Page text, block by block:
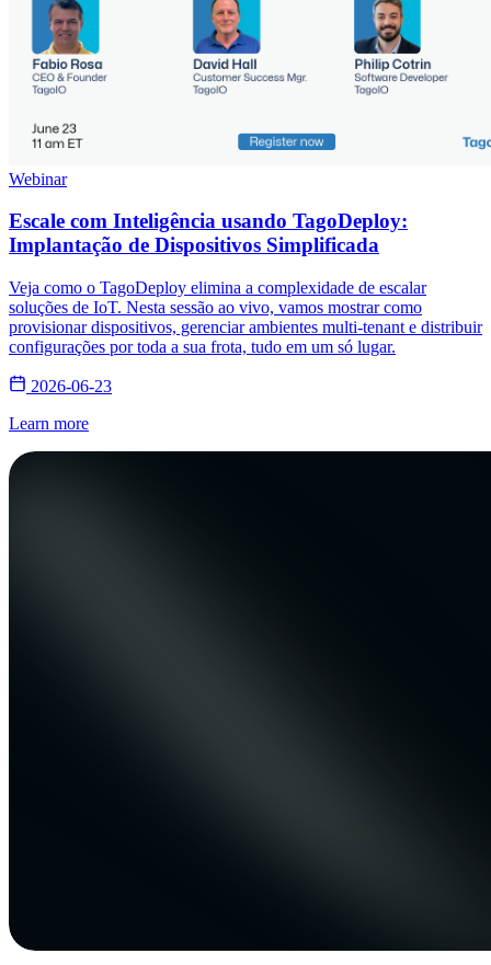
Webinar
Escale com Inteligência usando TagoDeploy:
Implantação de Dispositivos Simplificada
Veja como o TagoDeploy elimina a complexidade de escalar
soluções de IoT. Nesta sessão ao vivo, vamos mostrar como
provisionar dispositivos, gerenciar ambientes multi-tenant e distribuir
configurações por toda a sua frota, tudo em um só lugar.
2026-06-23
Learn more